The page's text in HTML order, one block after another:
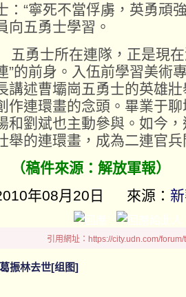
：“寧死不當俘虜，英勇頑
向五勇士學習。
五勇士所在連隊，正是現在
”的前身。入伍前學習美術
講述曹壩崗五勇士的英雄
作連環畫的念頭。畢業于
和劉斌也主動參與。如今
舉的連環畫，成為二連官
（稿件來源：解放軍報）
年08月20日 來源：
引用網址：https://city.udn.com/
振林去世[组图]